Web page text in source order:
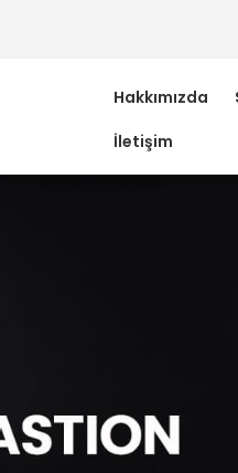
Hakkımızda
İletişim